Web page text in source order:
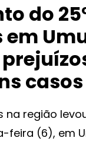
do
casos
na região
feira (6), em